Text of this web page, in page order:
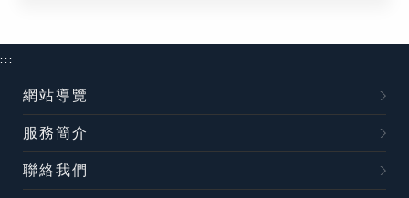
:::
網站導覽
服務簡介
聯絡我們